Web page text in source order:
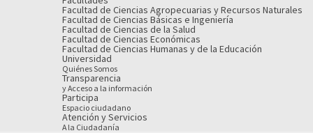
Facultad de Ciencias Agropecuarias y Recursos Naturales
Facultad de Ciencias Básicas e Ingeniería
Facultad de Ciencias de la Salud
Facultad de Ciencias Económicas
Facultad de Ciencias Humanas y de la Educación
Universidad
Quiénes Somos
Transparencia
y Acceso a la información
Participa
Espacio ciudadano
Atención y Servicios
A la Ciudadanía